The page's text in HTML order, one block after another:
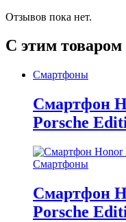
Отзывов пока нет.
С этим
Смартфоны
Смартфон
Porsche
Смартфоны
Смартфон
Porsche